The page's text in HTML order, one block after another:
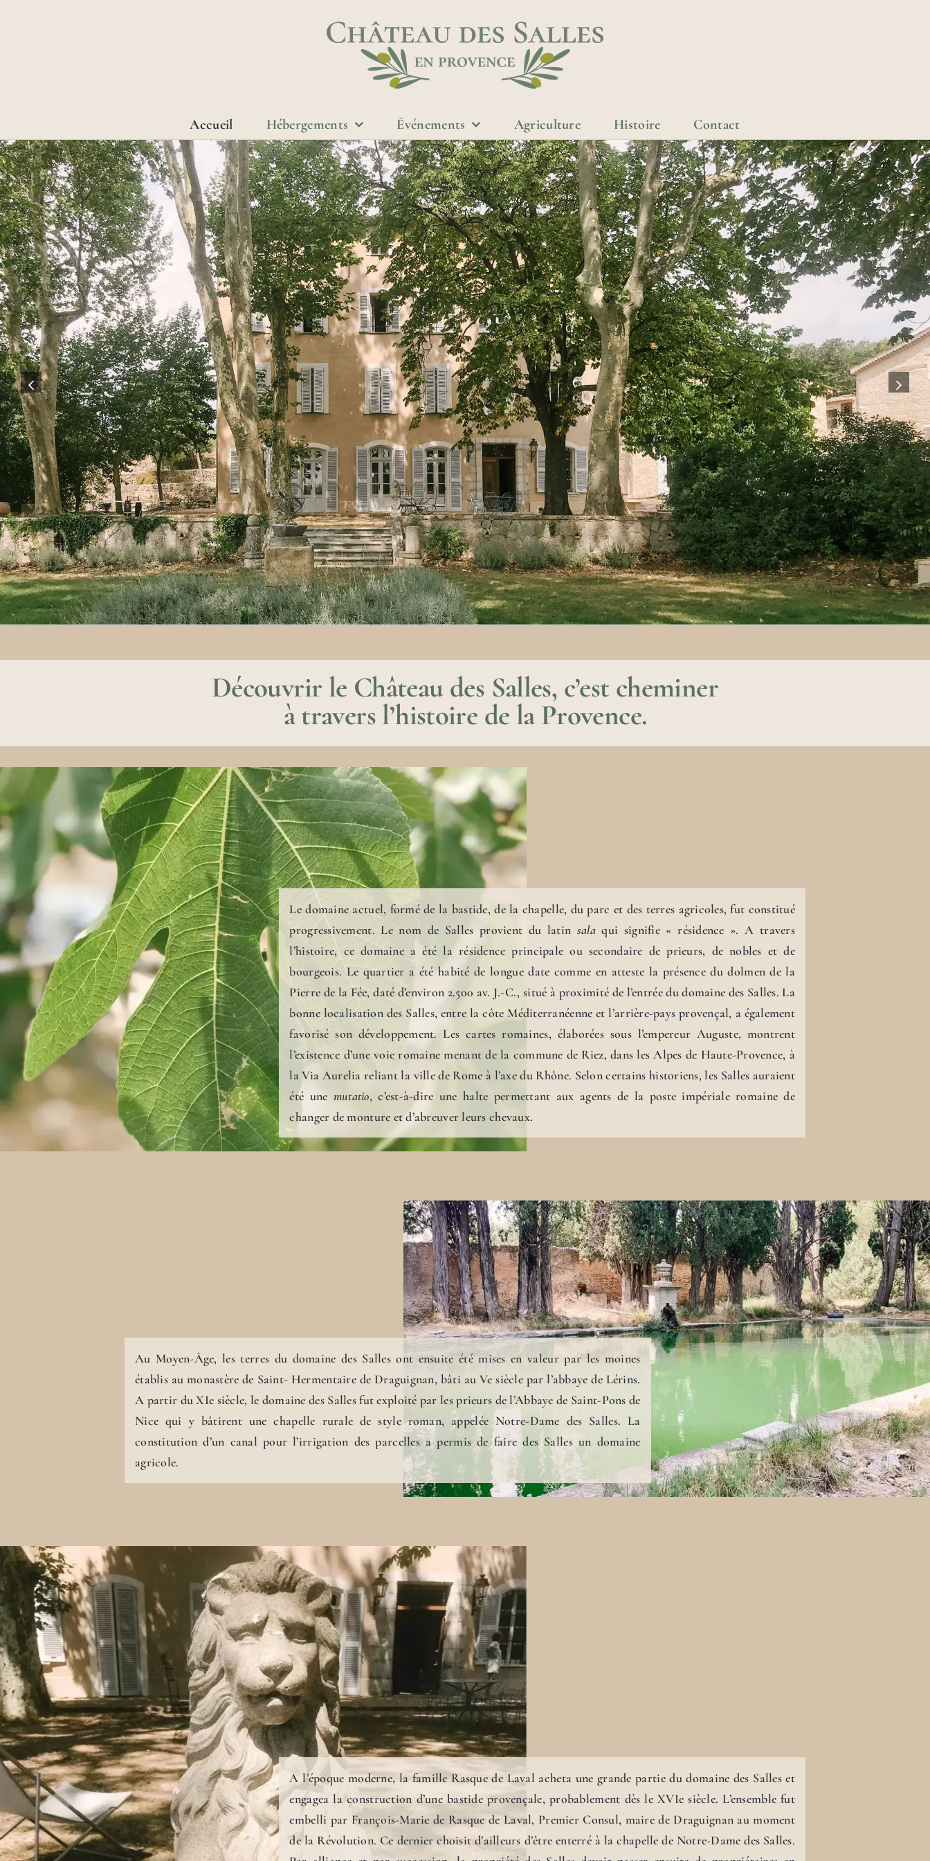
Accueil Hébergements Événements Agriculture Histoire Contact
Découvrir le Château des Salles, c’est cheminer
à travers l’histoire de la Provence.
Le domaine actuel, formé de la bastide, de la chapelle, du parc et des terres agricoles, fut constitué
progressivement. Le nom de Salles provient du latin sala qui signifie « résidence ». A travers
l’histoire, ce domaine a été la résidence principale ou secondaire de prieurs, de nobles et de
bourgeois. Le quartier a été habité de longue date comme en atteste la présence du dolmen de la
Pierre de la Fée, daté d’environ 2.500 av. J.-C., situé à proximité de l’entrée du domaine des Salles. La
bonne localisation des Salles, entre la côte Méditerranéenne et l’arrière-pays provençal, a également
favorisé son développement. Les cartes romaines, élaborées sous l’empereur Auguste, montrent
l’existence d’une voie romaine menant de la commune de Riez, dans les Alpes de Haute-Provence, à
la Via Aurelia reliant la ville de Rome à l’axe du Rhône. Selon certains historiens, les Salles auraient
été une mutatio, c’est-à-dire une halte permettant aux agents de la poste impériale romaine de
changer de monture et d’abreuver leurs chevaux.
Au Moyen-Âge, les terres du domaine des Salles ont ensuite été mises en valeur par les moines
établis au monastère de Saint- Hermentaire de Draguignan, bâti au Ve siècle par l’abbaye de Lérins.
A partir du XIe siècle, le domaine des Salles fut exploité par les prieurs de l’Abbaye de Saint-Pons de
Nice qui y bâtirent une chapelle rurale de style roman, appelée Notre-Dame des Salles. La
constitution d’un canal pour l’irrigation des parcelles a permis de faire des Salles un domaine
agricole.
A l’époque moderne, la famille Rasque de Laval acheta une grande partie du domaine des Salles et
engagea la construction d’une bastide provençale, probablement dès le XVIe siècle. L’ensemble fut
embelli par François-Marie de Rasque de Laval, Premier Consul, maire de Draguignan au moment
de la Révolution. Ce dernier choisit d’ailleurs d’être enterré à la chapelle de Notre-Dame des Salles.